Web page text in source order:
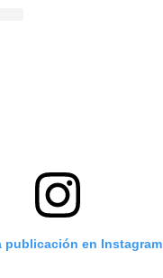
publicación en Instagram